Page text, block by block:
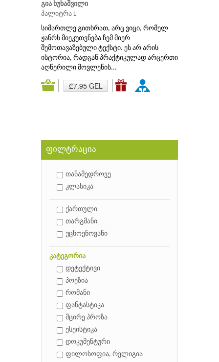
გია ხუხაშვილი
პალიტრა L
სიმართლე გითხრათ, არც ვიცი, რომელ
ჟანრს მიეკუთვნება ჩემ მიერ
შემოთავაზებული ტექსტი. ეს არ არის
ისტორია, რადგან პრაქტიკულად არცერთი
აღწერილი მოვლენის...
₾7.95 GEL
ფილტრაცია
თანამედროვე
კლასიკა
ქართული
თარგმანი
უცხოენოვანი
კატეგორია
დეტექტივი
პოეზია
რომანი
ფანტასტიკა
მცირე პროზა
ესეისტიკა
დოკუმენტური
ფილოსოფია, რელიგია